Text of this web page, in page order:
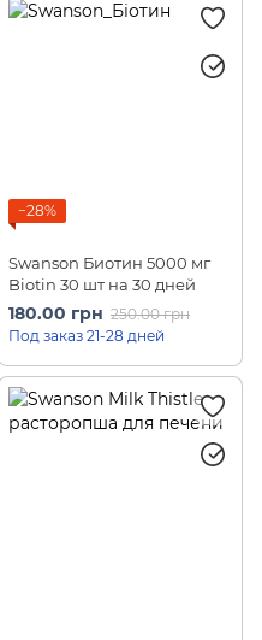
−28%
Swanson Биотин 5000 мг
Biotin 30 шт на 30 дней
180.00 грн 250.00 грн
Под заказ 21-28 дней